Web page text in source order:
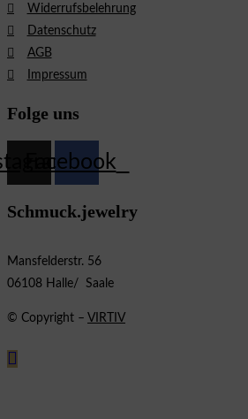
Widerrufsbelehrung
Datenschutz
AGB
Impressum
Folge uns
Facebook
Schmuck.jewelry
Mansfelderstr. 56
06108 Halle/ Saale
© Copyright – VIRTIV